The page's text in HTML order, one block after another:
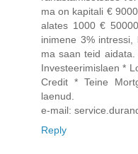
ma on kapitali €
alates 1000 €
inimene 3%
ma saan teid
Investeerimislaen *
Credit * Teine
laenud.
e-mail:
Reply